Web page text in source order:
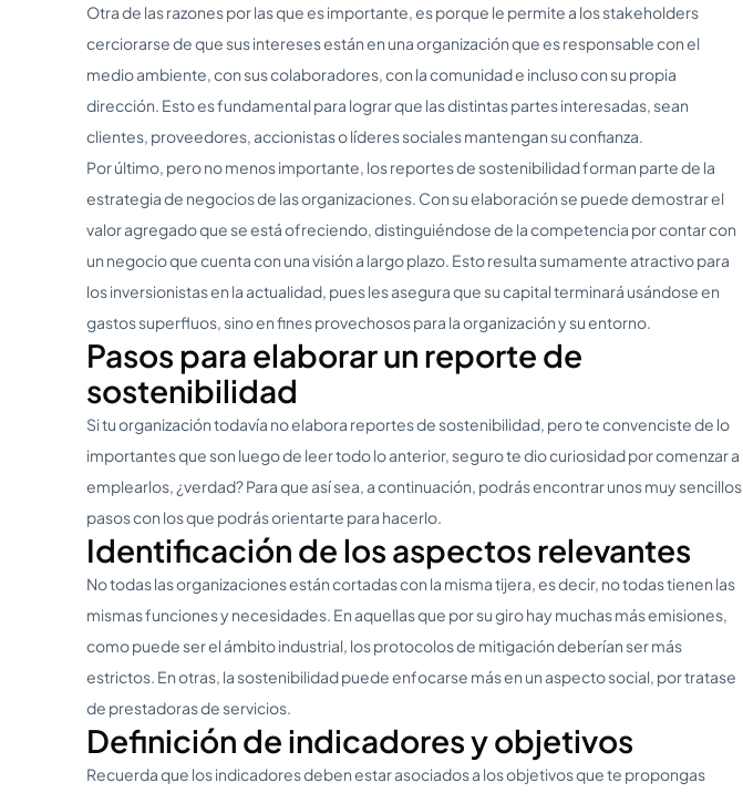
Otra de las razones por las que es importante, es porque le permite a los stakeholders
cerciorarse de que sus intereses están en una organización que es responsable con el
medio ambiente, con sus colaboradores, con la comunidad e incluso con su propia
dirección. Esto es fundamental para lograr que las distintas partes interesadas, sean
clientes, proveedores, accionistas o líderes sociales mantengan su confianza.
Por último, pero no menos importante, los reportes de sostenibilidad forman parte de la
estrategia de negocios de las organizaciones. Con su elaboración se puede demostrar el
valor agregado que se está ofreciendo, distinguiéndose de la competencia por contar con
un negocio que cuenta con una visión a largo plazo. Esto resulta sumamente atractivo para
los inversionistas en la actualidad, pues les asegura que su capital terminará usándose en
gastos superfluos, sino en fines provechosos para la organización y su entorno.
Pasos para elaborar un reporte de
sostenibilidad
Si tu organización todavía no elabora reportes de sostenibilidad, pero te convenciste de lo
importantes que son luego de leer todo lo anterior, seguro te dio curiosidad por comenzar a
emplearlos, ¿verdad? Para que así sea, a continuación, podrás encontrar unos muy sencillos
pasos con los que podrás orientarte para hacerlo.
Identificación de los aspectos relevantes
No todas las organizaciones están cortadas con la misma tijera, es decir, no todas tienen las
mismas funciones y necesidades. En aquellas que por su giro hay muchas más emisiones,
como puede ser el ámbito industrial, los protocolos de mitigación deberían ser más
estrictos. En otras, la sostenibilidad puede enfocarse más en un aspecto social, por tratase
de prestadoras de servicios.
Definición de indicadores y objetivos
Recuerda que los indicadores deben estar asociados a los objetivos que te propongas